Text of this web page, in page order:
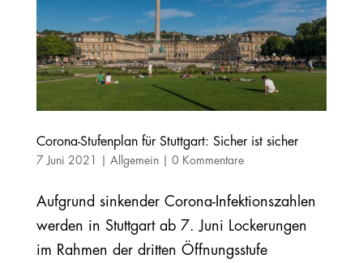
Corona-Stufenplan für Stuttgart: Sicher ist sicher
7 Juni 2021 Allgemein| 0 Kommentare
Aufgrund sinkender Corona‐Infektionszahlen
werden in Stuttgart ab 7. Juni Lockerungen
im Rahmen der dritten Öffnungsstufe